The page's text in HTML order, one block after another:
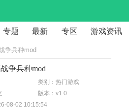
专题 最新 专区 游戏资讯
争兵种mod
争兵种mod
类别：热门游戏
版本：v1.0
08-02 10:15:54